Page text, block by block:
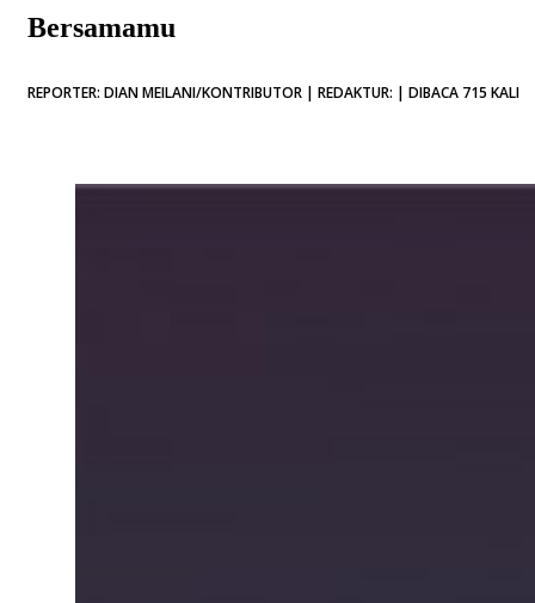
Bersamamu
REPORTER: DIAN MEILANI/KONTRIBUTOR | REDAKTUR: | DIBACA 715 KALI